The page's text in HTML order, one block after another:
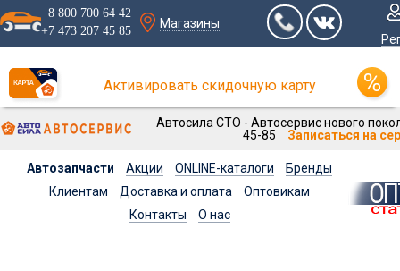
8 800 700 64 42
+7 473 207 45 85
Магазины
Активировать скидочную карту
Автосила СТО - Автосервис нового
45-85
Записаться на
Автозапчасти Акции ONLINE-каталоги
Бренды
Клиентам
Доставка и оплата
Оптовикам
Контакты
О нас